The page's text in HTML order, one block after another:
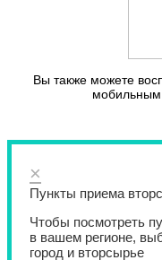
Вы также можете
×
Пункты приема
Чтобы посмотреть
в вашем регионе,
город и вторсырье